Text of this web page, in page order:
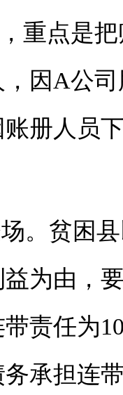
重点是
因A公
册人员
。贫困
为由，
责任为
承担连